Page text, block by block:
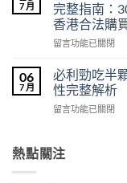
雙
效
犀
利
效
果
麼
作
及
樂
威
壯
裡
買？
年
齡
不
利
勁
POXET-
泊
西
汀
Dapoxetine）
用
7 月
完整指南：
香港合法購
在
利
士
（Cialis
犀
他
留言功能已關閉
06
7 月
必利勁吃半
性完整解析
在
勁
吃
留言功能已關閉
熱點關注